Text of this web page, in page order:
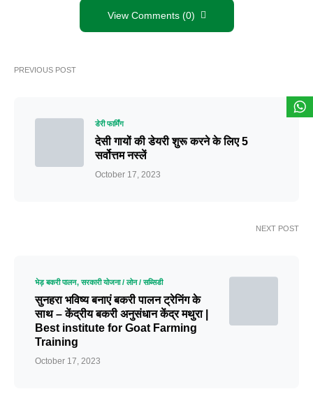
View Comments (0)
PREVIOUS POST
डेरी फार्मिंग
देसी गायों की डेयरी शुरू करने के लिए 5
सर्वोत्तम नस्लें
October 17, 2023
NEXT POST
भेड़ बकरी पालन सरकारी योजना / लोन / सब्सिडी
सुनहरा भविष्य बनाएं बकरी पालन ट्रेनिंग के
साथ – केंद्रीय बकरी अनुसंधान केंद्र मथुरा |
Best institute for Goat Farming
Training
October 17, 2023